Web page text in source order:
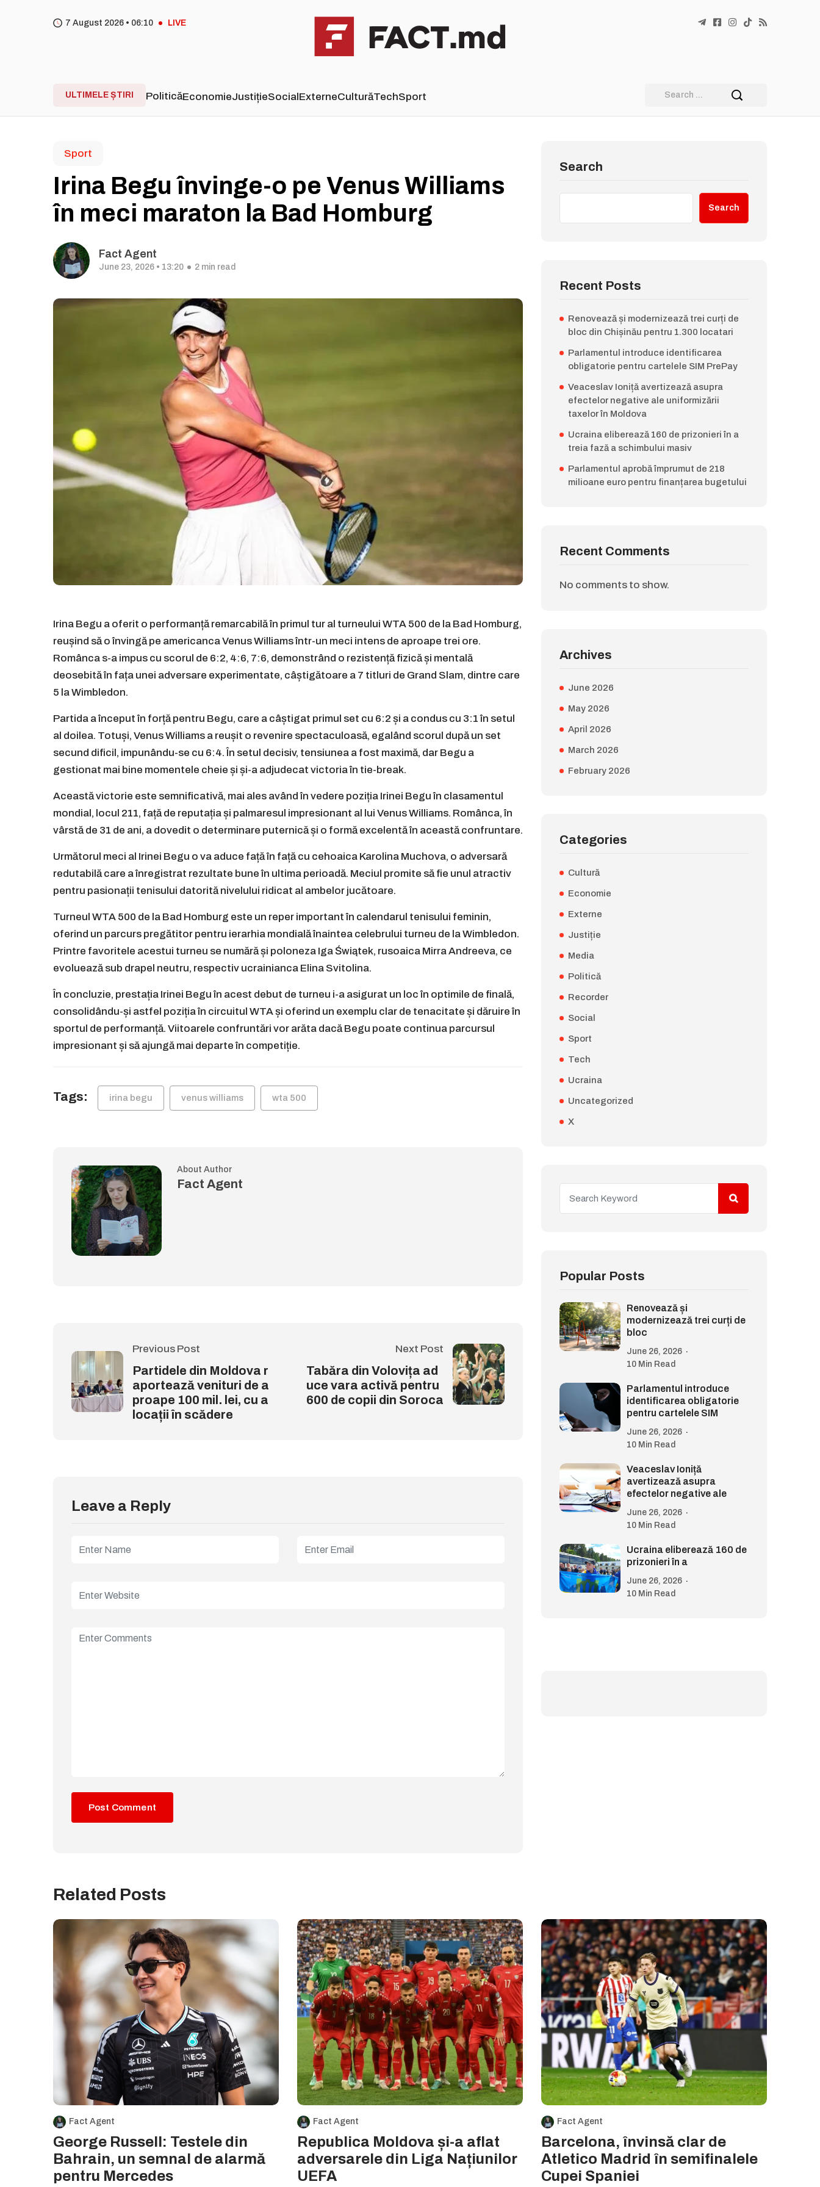
7 August 2026 • 06 10 LIVE
ULTIMELE ȘTIRI PoliticăEconomieJustițieSocialExterneCulturăTechSport
Sport
Irina Begu învinge-o pe Venus Williams
în meci maraton la Bad Homburg
Fact Agent
June 23, 2026 • 13:20 2 min read
Irina Begu a oferit o performanță remarcabilă în primul tur al turneului WTA 500 de la Bad Homburg,
reușind să o învingă pe americanca Venus Williams într-un meci intens de aproape trei ore.
Românca s-a impus cu scorul de 6:2, 4:6, 7:6, demonstrând o rezistență fizică și mentală
deosebită în fața unei adversare experimentate, câștigătoare a 7 titluri de Grand Slam, dintre care
5 la Wimbledon.
Partida a început în forță pentru Begu, care a câștigat primul set cu 6:2 și a condus cu 3:1 în setul
al doilea. Totuși, Venus Williams a reușit o revenire spectaculoasă, egalând scorul după un set
secund dificil, impunându-se cu 6:4. În setul decisiv, tensiunea a fost maximă, dar Begu a
gestionat mai bine momentele cheie și și-a adjudecat victoria în tie-break.
Această victorie este semnificativă, mai ales având în vedere poziția Irinei Begu în clasamentul
mondial, locul 211, față de reputația și palmaresul impresionant al lui Venus Williams. Românca, în
vârstă de 31 de ani, a dovedit o determinare puternică și o formă excelentă în această confruntare.
Următorul meci al Irinei Begu o va aduce față în față cu cehoaica Karolina Muchova, o adversară
redutabilă care a înregistrat rezultate bune în ultima perioadă. Meciul promite să fie unul atractiv
pentru pasionații tenisului datorită nivelului ridicat al ambelor jucătoare.
Turneul WTA 500 de la Bad Homburg este un reper important în calendarul tenisului feminin,
oferind un parcurs pregătitor pentru ierarhia mondială înaintea celebrului turneu de la Wimbledon.
Printre favoritele acestui turneu se numără și poloneza Iga Świątek, rusoaica Mirra Andreeva, ce
evoluează sub drapel neutru, respectiv ucrainianca Elina Svitolina.
În concluzie, prestația Irinei Begu în acest debut de turneu i-a asigurat un loc în optimile de finală,
consolidându-și astfel poziția în circuitul WTA și oferind un exemplu clar de tenacitate și dăruire în
sportul de performanță. Viitoarele confruntări vor arăta dacă Begu poate continua parcursul
impresionant și să ajungă mai departe în competiție.
Tags: irina begu venus williams wta 500
About Author
Fact Agent
Previous Post
Partidele din Moldova r
aportează venituri de a
proape 100 mil. lei, cu a
locații în scădere
Next Post
Tabăra din Volovița ad
uce vara activă pentru
600 de copii din Soroca
Leave a Reply
Search
Search
Recent Posts
Renovează și modernizează trei curți de
bloc din Chișinău pentru 1.300 locatari
Parlamentul introduce identificarea
obligatorie pentru cartelele SIM PrePay
Veaceslav Ioniță avertizează asupra
efectelor negative ale uniformizării
taxelor în Moldova
Ucraina eliberează 160 de prizonieri în a
treia fază a schimbului masiv
Parlamentul aprobă împrumut de 218
milioane euro pentru finanțarea bugetului
Recent Comments
No comments to show.
Archives
June 2026
May 2026
April 2026
March 2026
February 2026
Categories
Cultură
Economie
Externe
Justiție
Media
Politică
Recorder
Social
Sport
Tech
Ucraina
Uncategorized
X
Popular Posts
Renovează și
modernizează trei curți de
bloc
June 26, 2026
10 Min Read
Parlamentul introduce
identificarea obligatorie
pentru cartelele SIM
June 26, 2026
10 Min Read
Veaceslav Ioniță
avertizează asupra
efectelor negative ale
June 26, 2026
10 Min Read
Ucraina eliberează 160 de
prizonieri în a
June 26, 2026
10 Min Read
Related Posts
Fact Agent
George Russell: Testele din
Bahrain, un semnal de alarmă
pentru Mercedes
Fact Agent
Republica Moldova și-a aflat
adversarele din Liga Națiunilor
UEFA
Fact Agent
Barcelona, învinsă clar de
Atletico Madrid în semifinalele
Cupei Spaniei